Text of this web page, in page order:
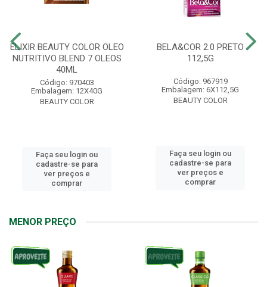
ELIXIR BEAUTY COLOR OLEO
NUTRITIVO BLEND 7 OLEOS
40ML
Código: 970403
Embalagem: 12X40G
BEAUTY COLOR
Faça seu login ou
cadastre-se para
ver preços e
comprar
BELA&COR 2.0 PRETO
112,5G
Código: 967919
Embalagem: 6X112,5G
BEAUTY COLOR
Faça seu login ou
cadastre-se para
ver preços e
comprar
MENOR PREÇO